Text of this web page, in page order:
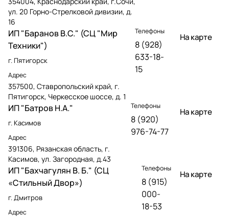
ул. 20 Горно-Стрелковой дивизии, д.
16
ИП "Баранов В.С." (СЦ "Мир
Техники")
г. Пятигорск
Адрес
357500, Ставропольский край, г.
Пятигорск, Черкесское шоссе, д. 1
Телефоны
8 (928)
633-18-
15
На карте
ИП "Батров Н.А."
г. Касимов
Адрес
391306, Рязанская область, г.
Касимов, ул. Загородная, д.43
Телефоны
8 (920)
976-74-77
На карте
ИП "Бахчагулян В. Б." (СЦ
«Стильный Двор»)
г. Дмитров
Адрес
Телефоны
8 (915)
000-
18-53
На карте